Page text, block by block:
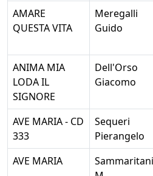
AMARE
QUESTA VITA
Meregalli
Guido
ANIMA MIA
LODA IL
SIGNORE
Dell'Orso
Giacomo
AVE MARIA - CD
333
Sequeri
Pierangelo
AVE MARIA
Sammaritani